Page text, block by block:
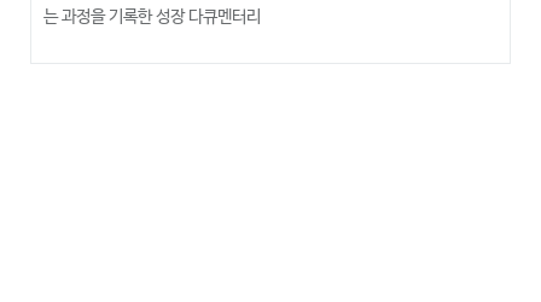
는 과정을 기록한 성장 다큐멘터리